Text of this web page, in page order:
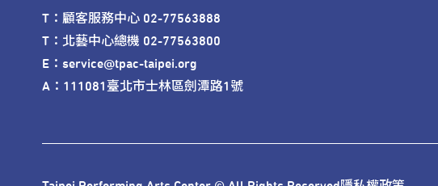
T：顧客服務中心 02-77563888
T：北藝中心總機 02-77563800
E：service@tpac-taipei.org
A：111081臺北市士林區劍潭路1號